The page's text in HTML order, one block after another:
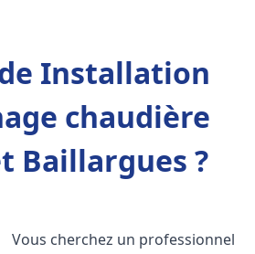
Installation
chaudière
Baillargues ?
Vous cherchez un professionnel